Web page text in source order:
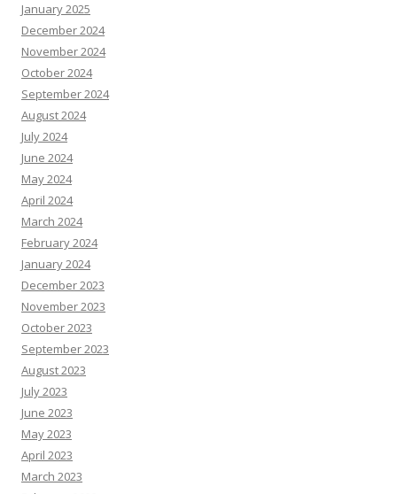
January 2025
December 2024
November 2024
October 2024
September 2024
August 2024
July 2024
June 2024
May 2024
April 2024
March 2024
February 2024
January 2024
December 2023
November 2023
October 2023
September 2023
August 2023
July 2023
June 2023
May 2023
April 2023
March 2023